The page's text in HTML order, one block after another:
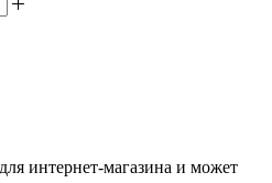
интернет-магазина и может